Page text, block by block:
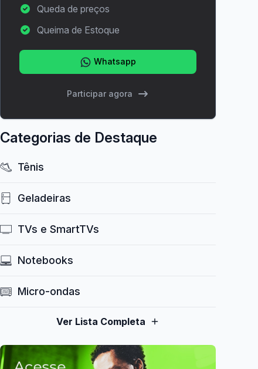
Queda de preços
Queima de Estoque
Whatsapp
Participar agora
Categorias de Destaque
Tênis
Geladeiras
TVs e SmartTVs
Notebooks
Micro-ondas
Ver Lista Completa